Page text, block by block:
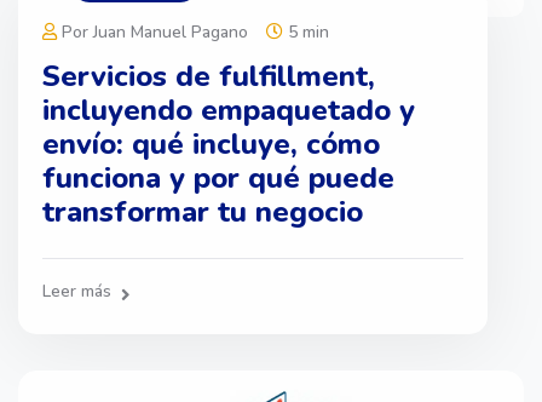
Por Juan Manuel Pagano 5 min
Servicios de fulfillment,
incluyendo empaquetado y
envío: qué incluye, cómo
funciona y por qué puede
transformar tu negocio
Leer más